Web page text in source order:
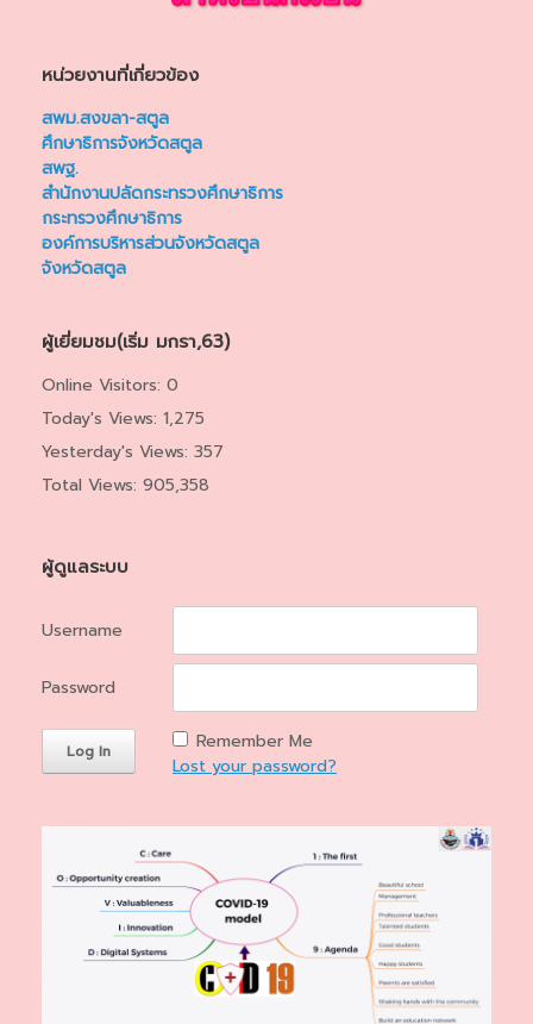
หน่วยงานที่เกี่ยวข้อง
สพม.สงขลา-สตูล
ศึกษาธิการจังหวัดสตูล
สพฐ.
สำนักงานปลัดกระทรวงศึกษาธิการ
กระทรวงศึกษาธิการ
องค์การบริหารส่วนจังหวัดสตูล
จังหวัดสตูล
ผู้เยี่ยมชม(เริ่ม มกรา,63)
Online Visitors: 0
Today's Views: 1,275
Yesterday's Views: 357
Total Views: 905,358
ผู้ดูแลระบบ
Username
Password
Remember Me
Lost your password?